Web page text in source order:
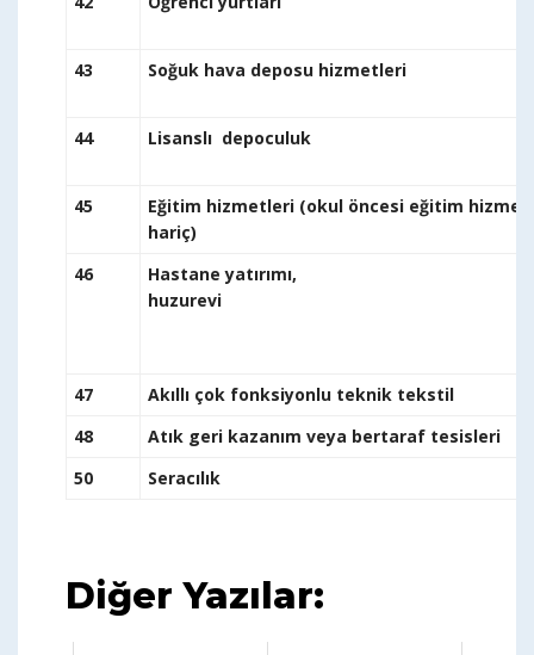
43 Soğuk hava
44 Lisanslı
45
Eğitim hizmetleri (okul öncesi eğitim
46
Hastane yatırımı,
47
Akıllı çok fonksiyonlu teknik tekstil
48
Atık geri kazanım veya bertaraf tesisleri
50
Seracılık
Diğer Yazılar: